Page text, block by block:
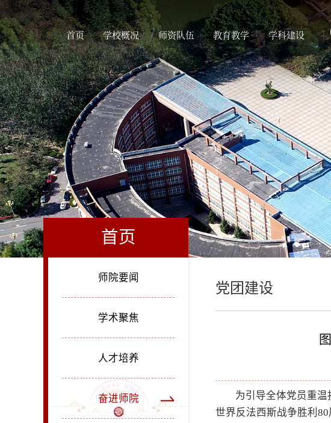
首页 学校概况 师资队伍 教育教学 学科建设
首页
师院要闻
学术聚焦
人才培养
奋进师院
党团建设
为引导全体党员重
世界反法西斯战争胜利